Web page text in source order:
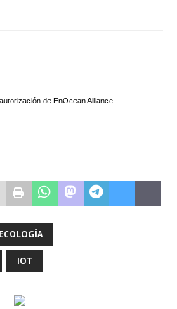
de EnOcean Alliance.
ECOLOGÍA
IOT